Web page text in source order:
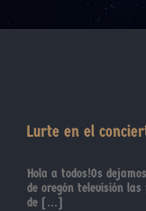
Lurte en el
Hola a todos!Os
de oregón televisión
de [...]